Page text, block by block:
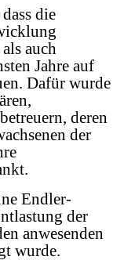
die
auch
Jahre auf
Dafür wurde
deren
der
Endler-
der
anwesenden
wurde.